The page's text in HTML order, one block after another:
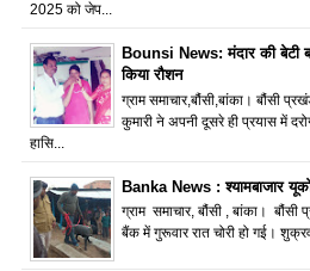
2025 को जेप...
Bounsi News: मंदार की बेटी
किया रौशन
ग्राम समाचार,बौंसी,बांका। बौंसी
कुमारी ने अपनी दूसरे ही प्रयास में
हासि...
Banka News : श्यामबाजार
ग्राम समाचार, बौंसी , बांका। बौंसी
बैंक में गुरूवार रात चोरी हो गई।